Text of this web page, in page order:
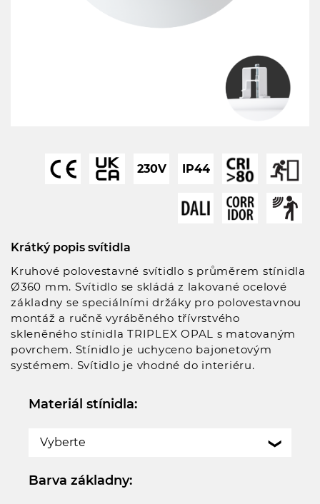
Krátký popis svítidla
Kruhové polovestavné svítidlo s průměrem stínidla
Ø360 mm. Svítidlo se skládá z lakované ocelové
základny se speciálními držáky pro polovestavnou
montáž a ručně vyráběného třívrstvého
skleněného stínidla TRIPLEX OPAL s matovaným
povrchem. Stínidlo je uchyceno bajonetovým
systémem. Svítidlo je vhodné do interiéru.
Materiál stínidla:
Vyberte
Barva základny:
230V IP44